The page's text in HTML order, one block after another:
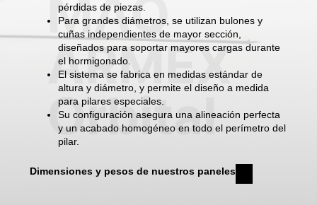
pérdidas de piezas.
Para grandes diámetros, se utilizan bulones y
cuñas independientes de mayor sección,
diseñados para soportar mayores cargas durante
el hormigonado.
El sistema se fabrica en medidas estándar de
altura y diámetro, y permite el diseño a medida
para pilares especiales.
Su configuración asegura una alineación perfecta
y un acabado homogéneo en todo el perímetro del
pilar.
Dimensiones y pesos de nuestros paneles
MAQ
ARMEX
Orbital